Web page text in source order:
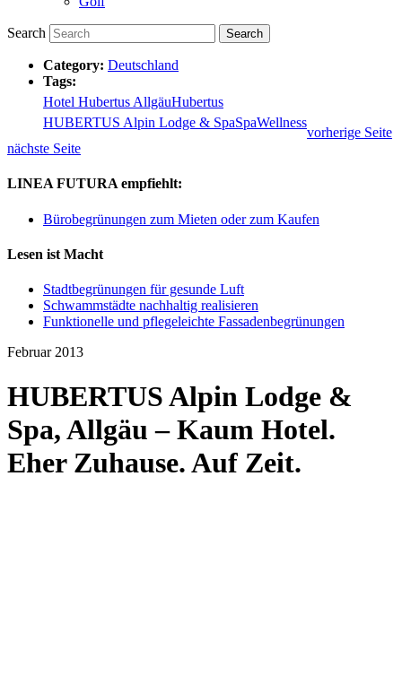
Search
Category: Deutschland
Tags:
Hotel Hubertus AllgäuHubertus
HUBERTUS Alpin Lodge & SpaSpaWellness
vorherige Seite
nächste Seite
LINEA FUTURA empfiehlt:
Bürobegrünungen zum Mieten oder zum Kaufen
Lesen ist Macht
Stadtbegrünungen für gesunde Luft
Schwammstädte nachhaltig realisieren
Funktionelle und pflegeleichte Fassadenbegrünungen
Februar 2013
HUBERTUS Alpin Lodge &
Spa, Allgäu – Kaum Hotel.
Eher Zuhause. Auf Zeit.